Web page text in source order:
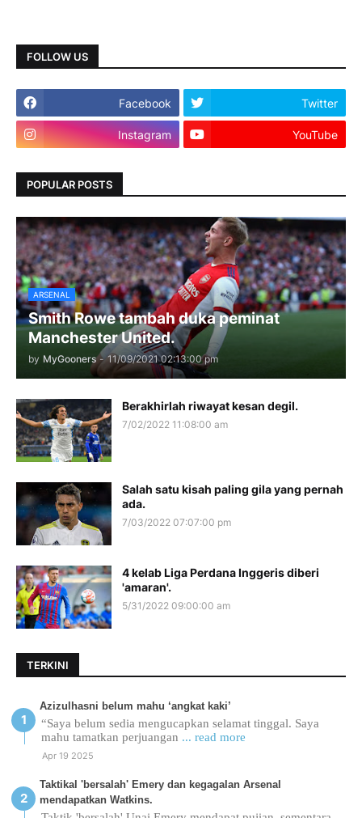
FOLLOW US
Facebook Twitter
Instagram YouTube
POPULAR POSTS
ARSENAL
Smith Rowe tambah duka peminat
Manchester United.
by MyGooners - 11/09/2021 02:13:00 pm
Berakhirlah riwayat kesan degil.
7/02/2022 11:08:00 am
Salah satu kisah paling gila yang pernah
ada.
7/03/2022 07:07:00 pm
4 kelab Liga Perdana Inggeris diberi
'amaran'.
5/31/2022 09:00:00 am
TERKINI
Azizulhasni belum mahu ‘angkat kaki’
“Saya belum sedia mengucapkan selamat tinggal. Saya
mahu tamatkan perjuangan ... read more
Apr 19 2025
Taktikal 'bersalah' Emery dan kegagalan Arsenal
mendapatkan Watkins.